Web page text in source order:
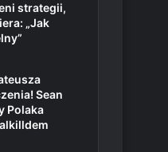
strategii,
„Jak
Sean
Polaka